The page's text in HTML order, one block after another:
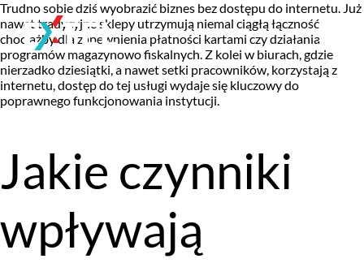
Trudno sobie dziś wyobrazić biznes bez dostępu do internetu. Już
nawet tradycyjne sklepy utrzymują niemal ciągłą łączność
chociażby dla zapewnienia płatności kartami czy działania
programów magazynowo fiskalnych. Z kolei w biurach, gdzie
nierzadko dziesiątki, a nawet setki pracowników, korzystają z
internetu, dostęp do tej usługi wydaje się kluczowy do
poprawnego funkcjonowania instytucji.
Jakie czynniki
wpływają